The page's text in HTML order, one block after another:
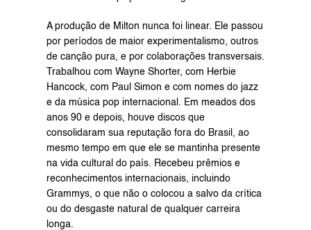
A produção de Milton nunca foi linear. Ele passou
por períodos de maior experimentalismo, outros
de canção pura, e por colaborações transversais.
Trabalhou com Wayne Shorter, com Herbie
Hancock, com Paul Simon e com nomes do jazz
e da música pop internacional. Em meados dos
anos 90 e depois, houve discos que
consolidaram sua reputação fora do Brasil, ao
mesmo tempo em que ele se mantinha presente
na vida cultural do país. Recebeu prêmios e
reconhecimentos internacionais, incluindo
Grammys, o que não o colocou a salvo da crítica
ou do desgaste natural de qualquer carreira
longa.